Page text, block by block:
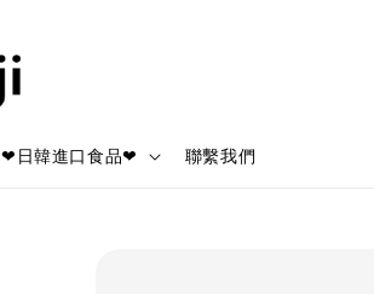
❤日韓進口食品❤ 聯繫我們